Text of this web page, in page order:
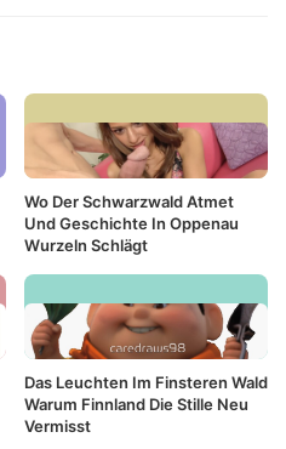
Wo Der Schwarzwald Atmet
Und Geschichte In Oppenau
Wurzeln Schlägt
Das Leuchten Im Finsteren Wald
Warum Finnland Die Stille Neu
Vermisst